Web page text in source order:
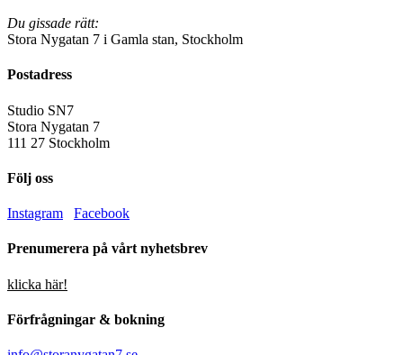
Du gissade rätt:
Stora Nygatan 7 i Gamla stan, Stockholm
Postadress
Studio SN7
Stora Nygatan 7
111 27 Stockholm
Följ oss
Instagram Facebook
Prenumerera på vårt nyhetsbrev
klicka här!
Förfrågningar & bokning